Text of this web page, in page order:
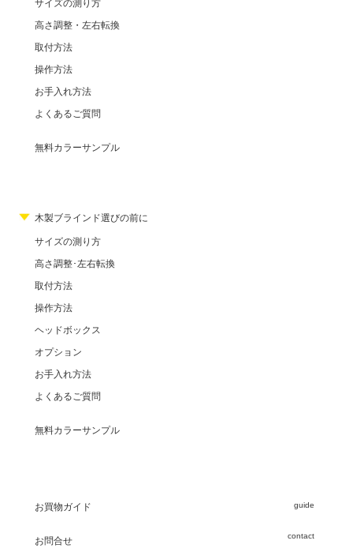
サイズの測り方
高さ調整・左右転換
取付方法
操作方法
お手入れ方法
よくあるご質問
無料カラーサンプル
木製ブラインド選びの前に
サイズの測り方
高さ調整･左右転換
取付方法
操作方法
ヘッドボックス
オプション
お手入れ方法
よくあるご質問
無料カラーサンプル
お買物ガイド
お問合せ
guide
contact